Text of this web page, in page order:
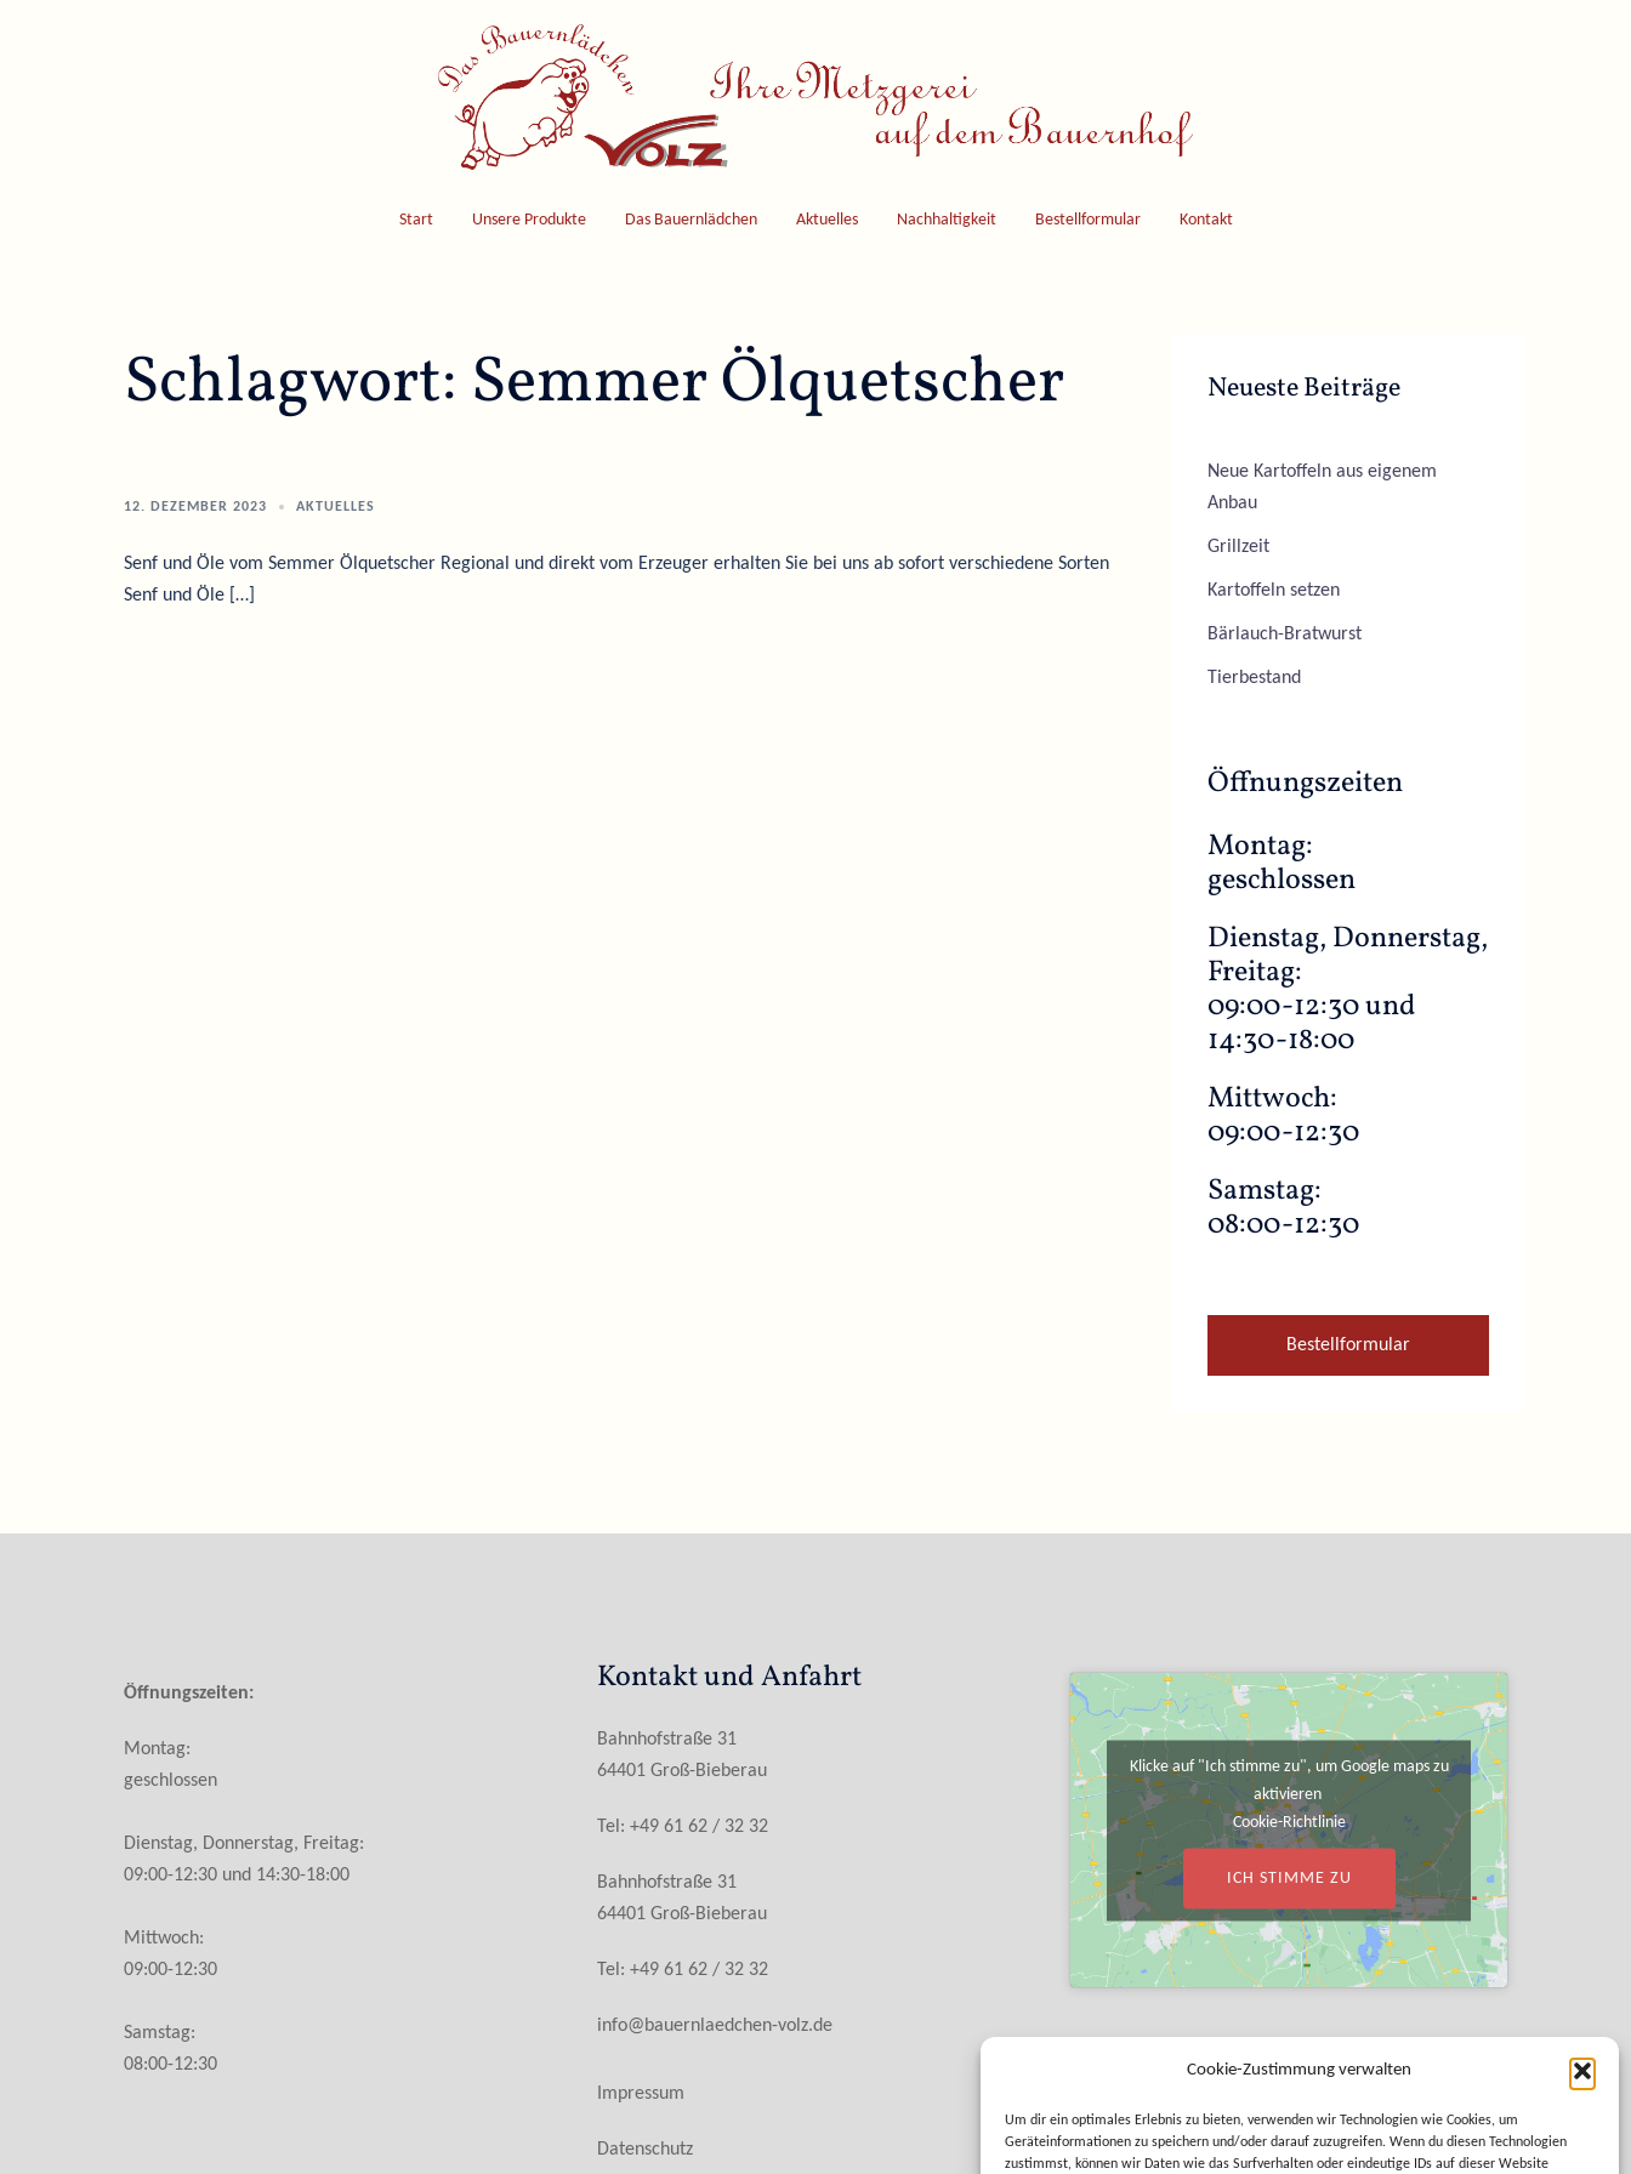
Cookie-Zustimmung verwalten
Um dir ein optimales Erlebnis zu bieten, verwenden wir Technologien wie Cookies, um
Geräteinformationen zu speichern und/oder darauf zuzugreifen. Wenn du diesen Technologien
zustimmst, können wir Daten wie das Surfverhalten oder eindeutige IDs auf dieser Website
Start Unsere Produkte Das Bauernlädchen Aktuelles Nachhaltigkeit Bestellformular Kontakt
Schlagwort: Semmer Ölquetscher
12. DEZEMBER 2023 AKTUELLES
Senf und Öle vom Semmer Ölquetscher Regional und direkt vom Erzeuger erhalten Sie bei uns ab sofort verschiedene Sorten
Senf und Öle […]
Neueste Beiträge
Neue Kartoffeln aus eigenem
Anbau
Grillzeit
Kartoffeln setzen
Bärlauch-Bratwurst
Tierbestand
Öffnungszeiten
Montag:
geschlossen
Dienstag, Donnerstag,
Freitag:
09:00-12:30 und
14:30-18:00
Mittwoch:
09:00-12:30
Samstag:
08:00-12:30
Bestellformular
Öffnungszeiten:
Montag:
geschlossen
Dienstag, Donnerstag, Freitag:
09:00-12:30 und 14:30-18:00
Mittwoch:
09:00-12:30
Samstag:
08:00-12:30
Kontakt und Anfahrt
Bahnhofstraße 31
64401 Groß-Bieberau
Tel: +49 61 62 / 32 32
Bahnhofstraße 31
64401 Groß-Bieberau
Tel: +49 61 62 / 32 32
info@bauernlaedchen-volz.de
Impressum
Datenschutz
Klicke auf "Ich stimme zu", um Google maps zu
aktivieren
Cookie-Richtlinie
ICH STIMME ZU